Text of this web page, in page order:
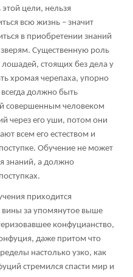
цели, нельзя
всю жизнь – значит
в приобретении знаний
Существенную роль
лошадей, стоящих без дела у
хромая черепаха, упорно
должно быть
совершенным человеком
через его уши, потом они
всем его естеством и
Обучение не может
знаний, а должно
приходится
за упомянутое выше
конфуцианство,
даже притом что
настолько узко, как
стремился спасти мир и